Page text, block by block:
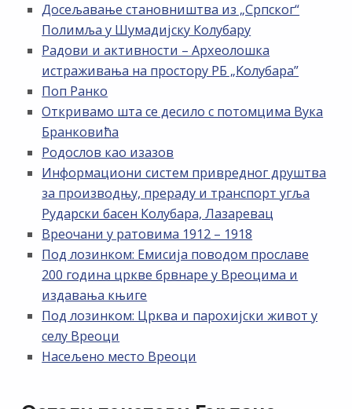
Досељавање становништва из „Српског“
Полимља у Шумадијску Колубару
Радови и активности – Археолошка
истраживања на простору РБ „Kолубара”
Поп Ранко
Откривамо шта се десило с потомцима Вука
Бранковића
Родослов као изазов
Информациони систем привредног друштва
за производњу, прераду и транспорт угља
Рударски басен Колубара, Лазаревац
Вреочани у ратовима 1912 – 1918
Под лозинком: Емисија поводом прославе
200 година цркве брвнаре у Вреоцима и
издавања књиге
Под лозинком: Црква и парохијски живот у
селу Вреоци
Насељено место Вреоци